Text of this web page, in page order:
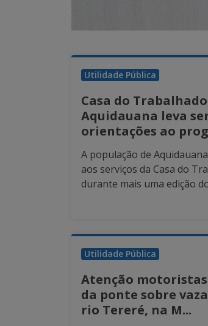
Utilidade Pública
Casa do
Aquidauana leva
orientações ao
A população de
aos serviços da Casa do
durante mais uma edição
Utilidade Pública
Atenção
da ponte sobre
rio Tereré, na M...